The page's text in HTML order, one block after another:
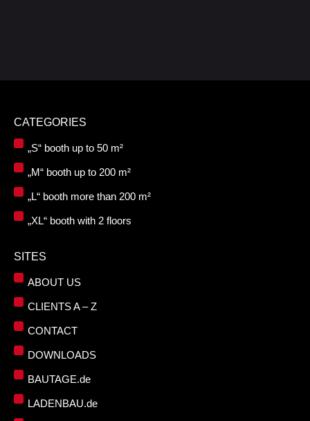
CATEGORIES
„S“ booth up to 50 m²
„M“ booth up to 200 m²
„L“ booth more than 200 m²
„XL“ booth with 2 floors
SITES
ABOUT US
CLIENTS A – Z
CONTACT
DOWNLOADS
BAUTAGE.de
LADENBAU.de